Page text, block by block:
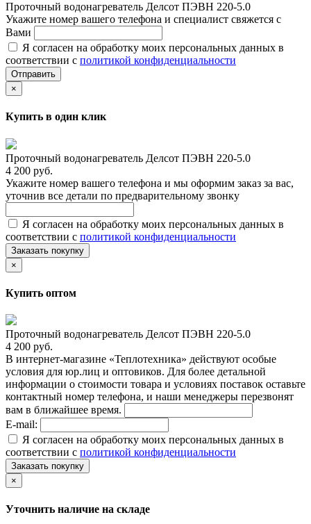
Проточный водонагреватель Делсот ПЭВН 220-5.0
Укажите номер вашего телефона и специалист свяжется с
Вами
Я согласен на обработку моих персональных данных в
соответствии с политикой конфиденциальности
Отправить
×
Купить в один клик
Проточный водонагреватель Делсот ПЭВН 220-5.0
4 200 руб.
Укажите номер вашего телефона и мы оформим заказ за вас,
уточнив все детали по предварительному звонку
Я согласен на обработку моих персональных данных в
соответствии с политикой конфиденциальности
Заказать покупку
×
Купить оптом
Проточный водонагреватель Делсот ПЭВН 220-5.0
4 200 руб.
В интернет-магазине «Теплотехника» действуют особые
условия для юр.лиц и оптовиков. Для более детальной
информации о стоимости товара и условиях поставок оставьте
контактный номер телефона, и наши менеджеры перезвонят
вам в ближайшее время.
E-mail:
Я согласен на обработку моих персональных данных в
соответствии с политикой конфиденциальности
Заказать покупку
×
Уточнить наличие на складе